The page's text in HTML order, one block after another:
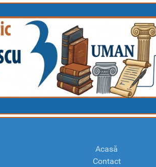
Acasă
Contact